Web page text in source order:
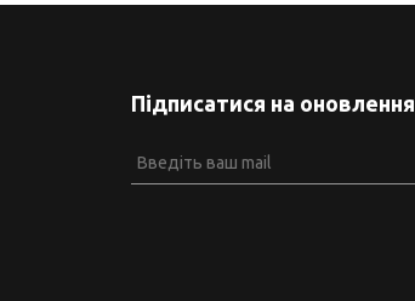
Підписатися на оновлення